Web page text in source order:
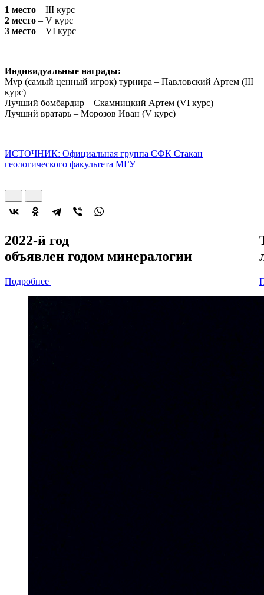
1 место – III курс
2 место – V курс
3 место – VI курс
Индивидуальные награды:
Mvp (самый ценный игрок) турнира – Павловский Артем (III
курс)
Лучший бомбардир – Скамницкий Артем (VI курс)
Лучший вратарь – Морозов Иван (V курс)
ИСТОЧНИК: Официальная группа СФК Стакан
геологического факультета МГУ
2022-й год
объявлен годом минералогии
Подробнее